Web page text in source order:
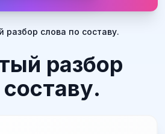
разбор слова по составу.
разбор